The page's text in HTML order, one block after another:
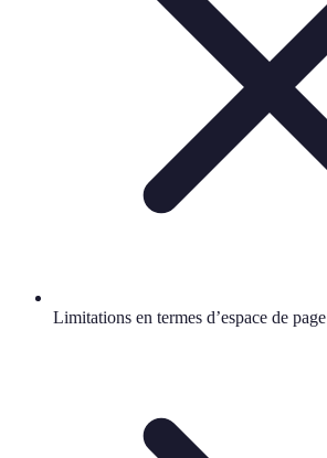
Limitations en termes d’espace de page